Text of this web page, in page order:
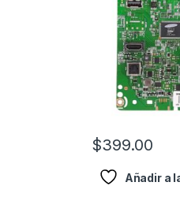
$399.00
Añadir a